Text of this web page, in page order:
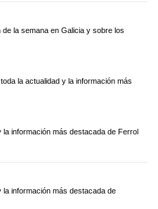
la semana en Galicia y sobre los
la actualidad y la información más
la información más destacada de Ferrol
la información más destacada de